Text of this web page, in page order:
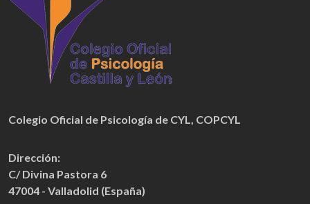
Colegio Oficial de Psicología de CYL, COPCYL
Dirección:
C/ Divina Pastora 6
47004 - Valladolid (España)